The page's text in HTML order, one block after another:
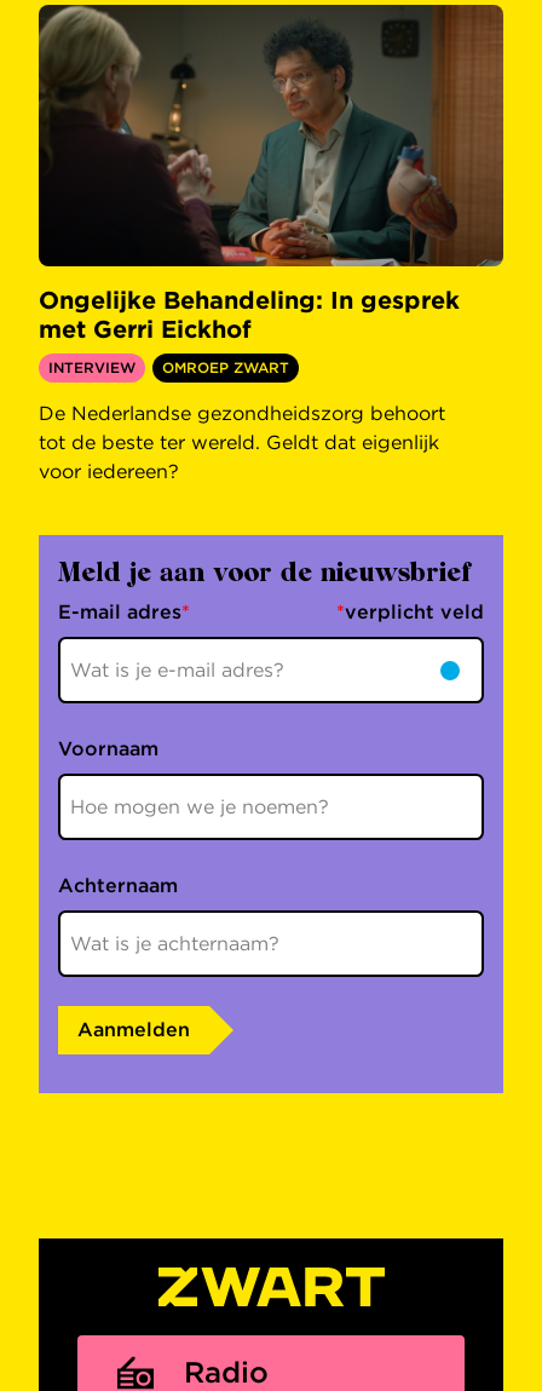
Ongelijke Behandeling: In gesprek
met Gerri Eickhof
INTERVIEW OMROEP ZWART
De Nederlandse gezondheidszorg behoort
tot de beste ter wereld. Geldt dat eigenlijk
voor iedereen?
Meld je aan voor de nieuwsbrief
E-mail adres* *verplicht veld
Voornaam
Achternaam
Aanmelden
Radio